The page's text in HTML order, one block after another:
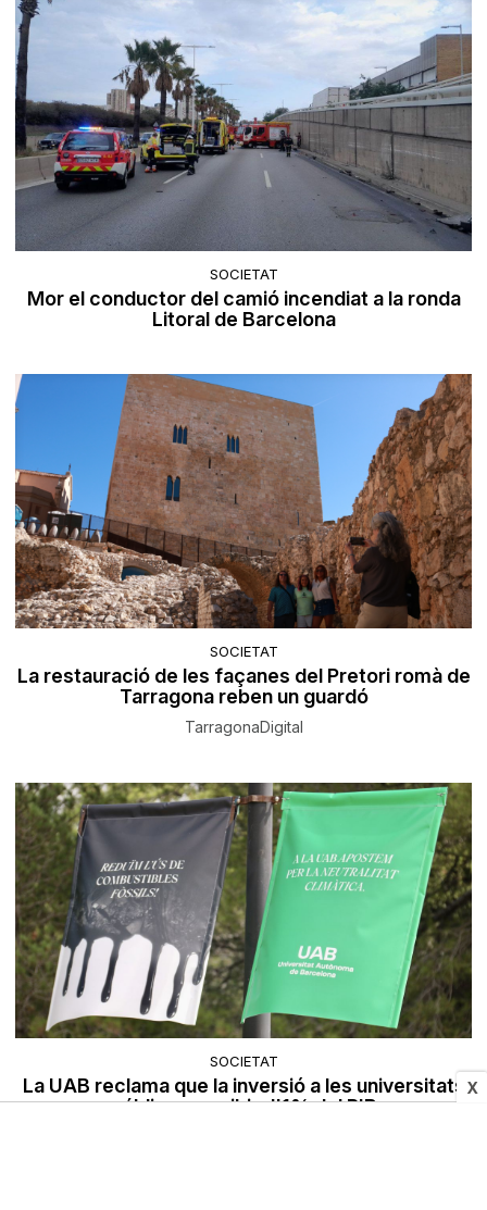
X
SOCIETAT
Mor el conductor del camió incendiat a la ronda
Litoral de Barcelona
SOCIETAT
La restauració de les façanes del Pretori romà de
Tarragona reben un guardó
TarragonaDigital
SOCIETAT
La UAB reclama que la inversió a les universitats
públiques arribi a l'1% del PIB